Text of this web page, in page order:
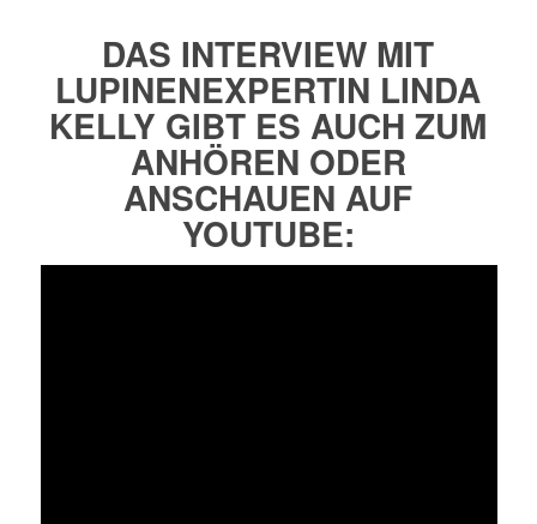
DAS INTERVIEW MIT
LUPINENEXPERTIN LINDA
KELLY GIBT ES AUCH ZUM
ANHÖREN ODER
ANSCHAUEN AUF
YOUTUBE: